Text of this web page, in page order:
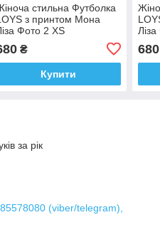
стильна Футболка
з принтом Мона
Фото 2 XS
₴
Купити
680
за рік
(viber/telegram),